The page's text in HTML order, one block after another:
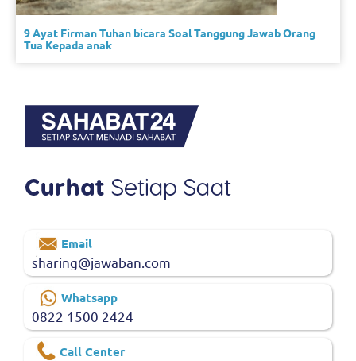
9 Ayat Firman Tuhan bicara Soal Tanggung Jawab Orang
Tua Kepada anak
Email
sharing@jawaban.com
Whatsapp
0822 1500 2424
Call Center